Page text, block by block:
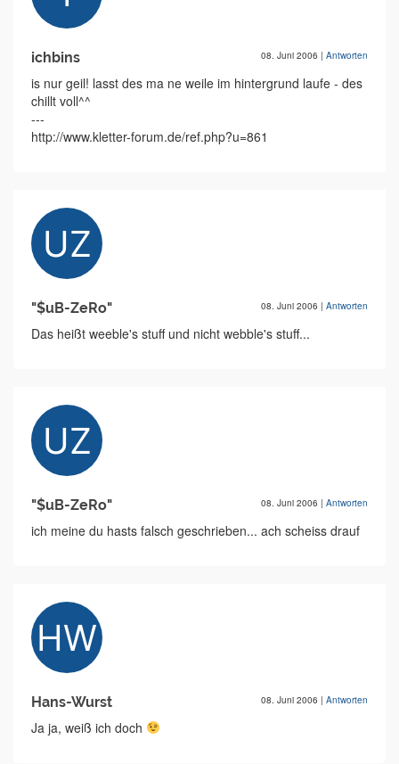
ichbins 08. Juni 2006 | Antworten
is nur geil! lasst des ma ne weile im hintergrund laufe - des
chillt voll^^
---
http://www.kletter-forum.de/ref.php?u=861
"$uB-ZeRo" 08. Juni 2006 | Antworten
Das heißt weeble's stuff und nicht webble's stuff...
"$uB-ZeRo" 08. Juni 2006 | Antworten
ich meine du hasts falsch geschrieben... ach scheiss drauf
Hans-Wurst 08. Juni 2006 | Antworten
Ja ja, weiß ich doch